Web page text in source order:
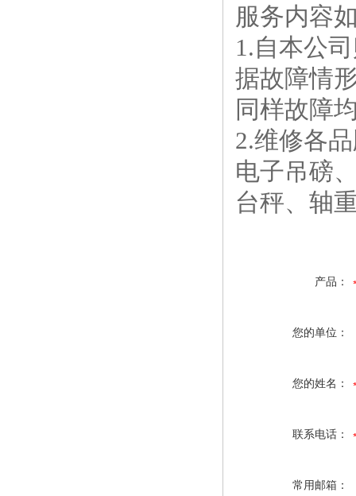
服务内容
1.自本公
据故障情
同样故障
2.维修各
电子吊磅
台秤、轴
产品：
您的单位：
您的姓名：
联系电话：
常用邮箱：